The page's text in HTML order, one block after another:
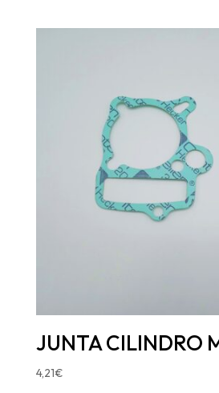
JUNTA CILINDRO
4,21€